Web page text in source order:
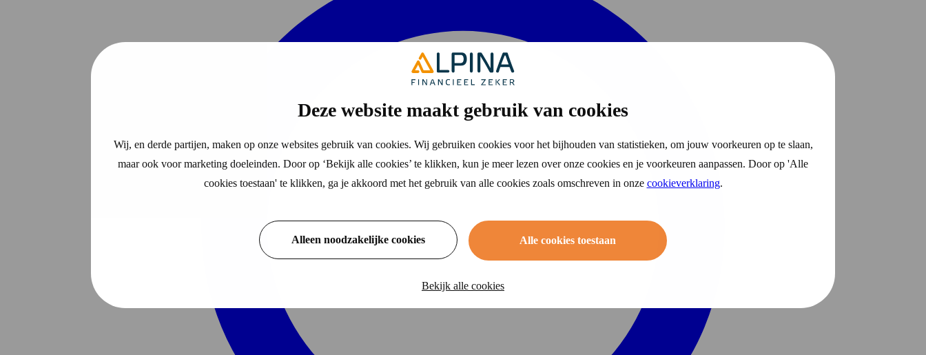
Deze website maakt gebruik van cookies
Wij, en derde partijen, maken op onze websites gebruik van cookies. Wij gebruiken cookies voor het bijhouden van statistieken, om jouw voorkeuren op te slaan,
maar ook voor marketing doeleinden. Door op ‘Bekijk alle cookies’ te klikken, kun je meer lezen over onze cookies en je voorkeuren aanpassen. Door op 'Alle
cookies toestaan' te klikken, ga je akkoord met het gebruik van alle cookies zoals omschreven in onze cookieverklaring.
Alleen noodzakelijke cookies Alle cookies toestaan
Bekijk alle cookies